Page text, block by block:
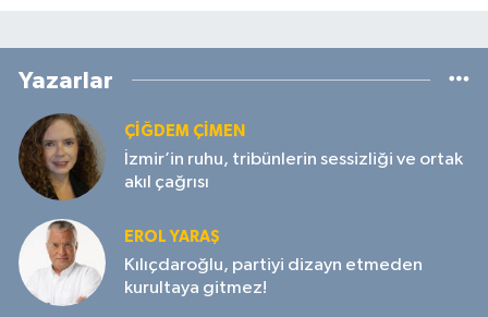
Yazarlar
ÇIĞDEM ÇIMEN
İzmir’in ruhu, tribünlerin sessizliği ve ortak
akıl çağrısı
EROL YARAŞ
Kılıçdaroğlu, partiyi dizayn etmeden
kurultaya gitmez!